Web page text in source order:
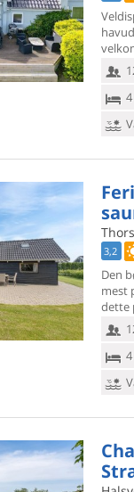
3,2
Den
mest
dette